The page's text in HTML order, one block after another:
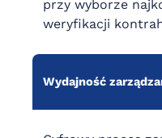
przy wyborze
weryfikacji
Wydajność